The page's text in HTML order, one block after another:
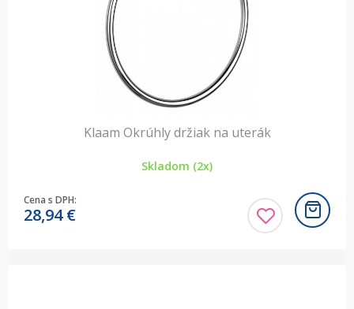
Klaam Okrúhly držiak na uterák
Skladom (2x)
Cena s DPH:
28,94€